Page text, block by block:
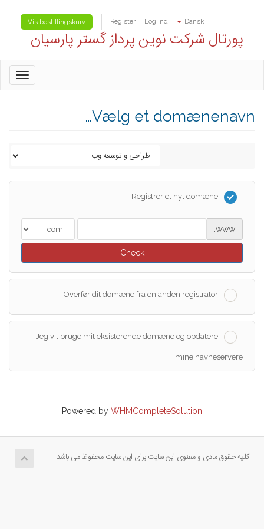
Dansk
Log ind
Register
Vis bestillingskurv
پورتال شرکت نوین پرداز گستر پارسیان
Vælg et domænenavn…
Registrer et nyt domæne
www.
Check
Overfør dit domæne fra en anden registrator
Jeg vil bruge mit eksisterende domæne og opdatere
mine navneservere
Powered by WHMCompleteSolution
کلیه حقوق مادی و معنوی این سایت برای این سایت محفوظ می باشد .